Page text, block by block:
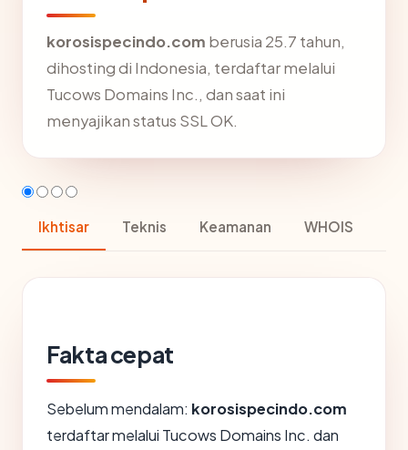
korosispecindo.com berusia 25.7 tahun,
dihosting di Indonesia, terdaftar melalui
Tucows Domains Inc., dan saat ini
menyajikan status SSL OK.
Ikhtisar Teknis Keamanan WHOIS
Fakta cepat
Sebelum mendalam: korosispecindo.com
terdaftar melalui Tucows Domains Inc. dan